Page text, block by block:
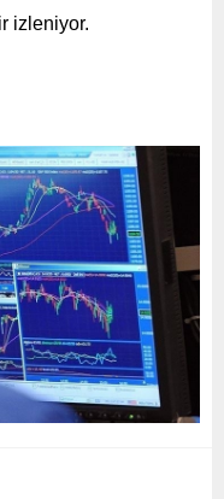
izleniyor.